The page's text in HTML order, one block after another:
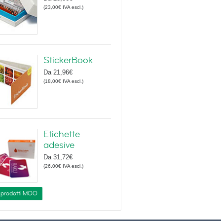
(23,00€ IVA escl. )
StickerBook
Da 21,96€
(18,00€ IVA escl. )
Etichette
adesive
Da 31,72€
(26,00€ IVA escl. )
MOO